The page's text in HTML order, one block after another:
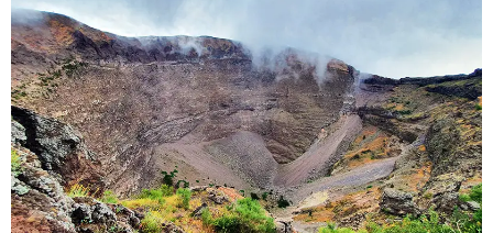
s
a
g
o
e
r